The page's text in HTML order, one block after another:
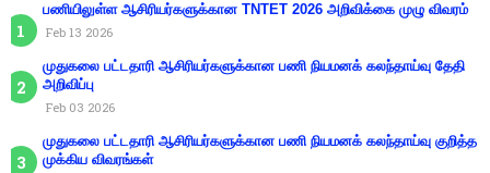
பணியிலுள்ள ஆசிரியர்களுக்கான TNTET 2026 அறிவிக்கை முழு விவரம்
Feb 13 2026
முதுகலை பட்டதாரி ஆசிரியர்களுக்கான பணி நியமனக் கலந்தாய்வு தேதி
அறிவிப்பு
Feb 03 2026
முதுகலை பட்டதாரி ஆசிரியர்களுக்கான பணி நியமனக் கலந்தாய்வு குறித்த
முக்கிய விவரங்கள்